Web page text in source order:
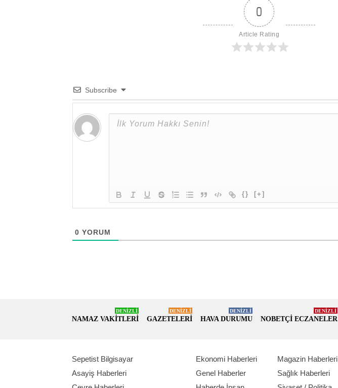
0
Article Rating
Subscribe
{} [+]
0 YORUM
NAMAZ VAKİTLERİ
DENİZLİ
GAZETELERİ
DENİZLİ
HAVA DURUMU
DENİZLİ
NOBETÇİ ECZANELER
DENİZLİ
Sepetist Bilgisayar
Asayiş Haberleri
Ekonomi Haberleri
Genel Haberler
Magazin Haberleri
Sağlık Haberleri